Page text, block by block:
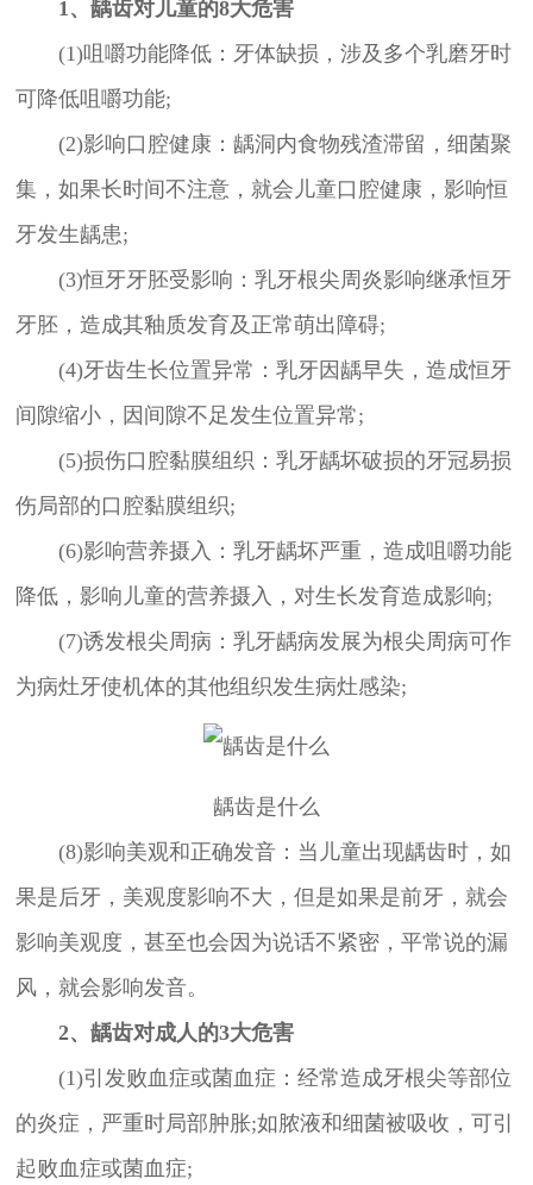
1、龋齿对儿童的8大危害
(1)咀嚼功能降低：牙体缺损，涉及多个乳磨牙时
可降低咀嚼功能;
(2)影响口腔健康：龋洞内食物残渣滞留，细菌聚
集，如果长时间不注意，就会儿童口腔健康，影响恒
牙发生龋患;
(3)恒牙牙胚受影响：乳牙根尖周炎影响继承恒牙
牙胚，造成其釉质发育及正常萌出障碍;
(4)牙齿生长位置异常：乳牙因龋早失，造成恒牙
间隙缩小，因间隙不足发生位置异常;
(5)损伤口腔黏膜组织：乳牙龋坏破损的牙冠易损
伤局部的口腔黏膜组织;
(6)影响营养摄入：乳牙龋坏严重，造成咀嚼功能
降低，影响儿童的营养摄入，对生长发育造成影响;
(7)诱发根尖周病：乳牙龋病发展为根尖周病可作
为病灶牙使机体的其他组织发生病灶感染;
龋齿是什么
(8)影响美观和正确发音：当儿童出现龋齿时，如
果是后牙，美观度影响不大，但是如果是前牙，就会
影响美观度，甚至也会因为说话不紧密，平常说的漏
风，就会影响发音。
2、龋齿对成人的3大危害
(1)引发败血症或菌血症：经常造成牙根尖等部位
的炎症，严重时局部肿胀;如脓液和细菌被吸收，可引
起败血症或菌血症;